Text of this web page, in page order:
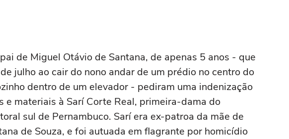
de Miguel Otávio de Santana, de apenas 5 anos - que
julho ao cair do nono andar de um prédio no centro do
dentro de um elevador - pediram uma indenização
e materiais à Sarí Corte Real, primeira-dama do
sul de Pernambuco. Sarí era ex-patroa da mãe de
de Souza, e foi autuada em flagrante por homicídio